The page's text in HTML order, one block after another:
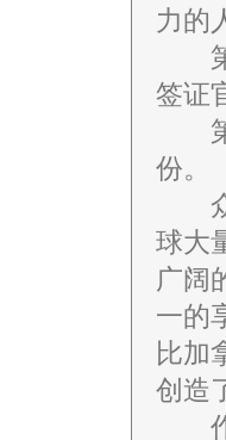
力的
第
签证
第
份。
众
球大
广阔
一的
比加
创造
作